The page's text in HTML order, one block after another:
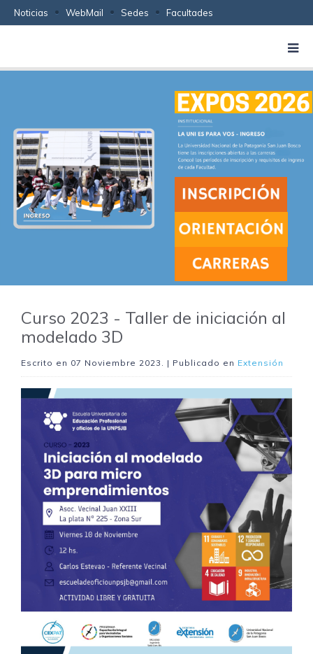
Noticias WebMail Sedes Facultades
Curso 2023 - Taller de iniciación al
modelado 3D
Escrito en 07 Noviembre 2023 . | Publicado en Extensión